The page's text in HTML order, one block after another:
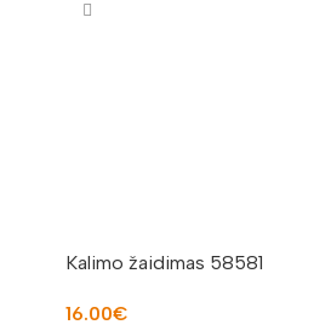
Kalimo žaidimas 58581
16.00€